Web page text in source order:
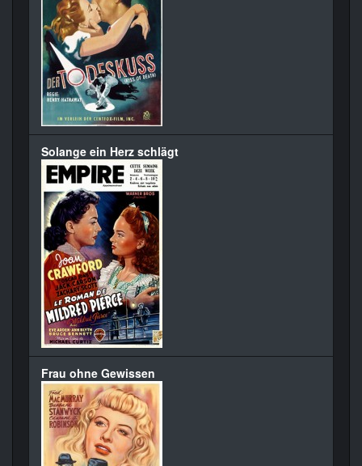
Solange ein Herz schlägt
Frau ohne Gewissen